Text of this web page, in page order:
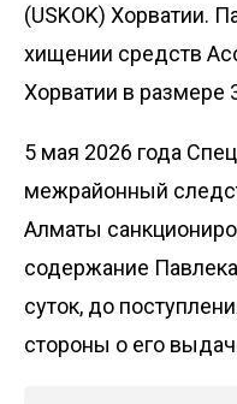
(USKOK) Хорватии.
хищении средств
Хорватии в размере
5 мая 2026 года
межрайонный
Алматы
содержание
суток, до
стороны о его